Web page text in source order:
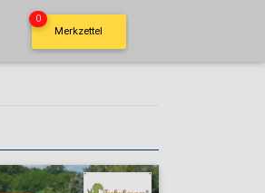
Merkzettel
0